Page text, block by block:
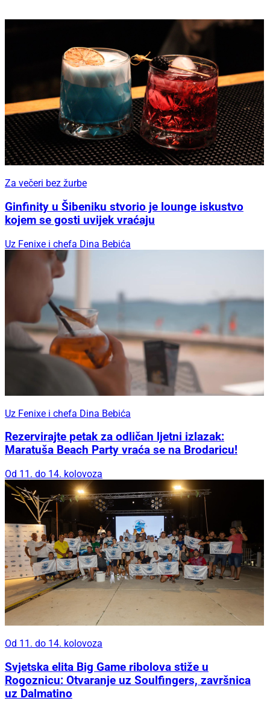
Za večeri bez žurbe
Ginfinity u Šibeniku stvorio je lounge iskustvo
kojem se gosti uvijek vraćaju
Uz Fenixe i chefa Dina Bebića
Uz Fenixe i chefa Dina Bebića
Rezervirajte petak za odličan ljetni izlazak:
Maratuša Beach Party vraća se na Brodaricu!
Od 11. do 14. kolovoza
Od 11. do 14. kolovoza
Svjetska elita Big Game ribolova stiže u
Rogoznicu: Otvaranje uz Soulfingers, završnica
uz Dalmatino